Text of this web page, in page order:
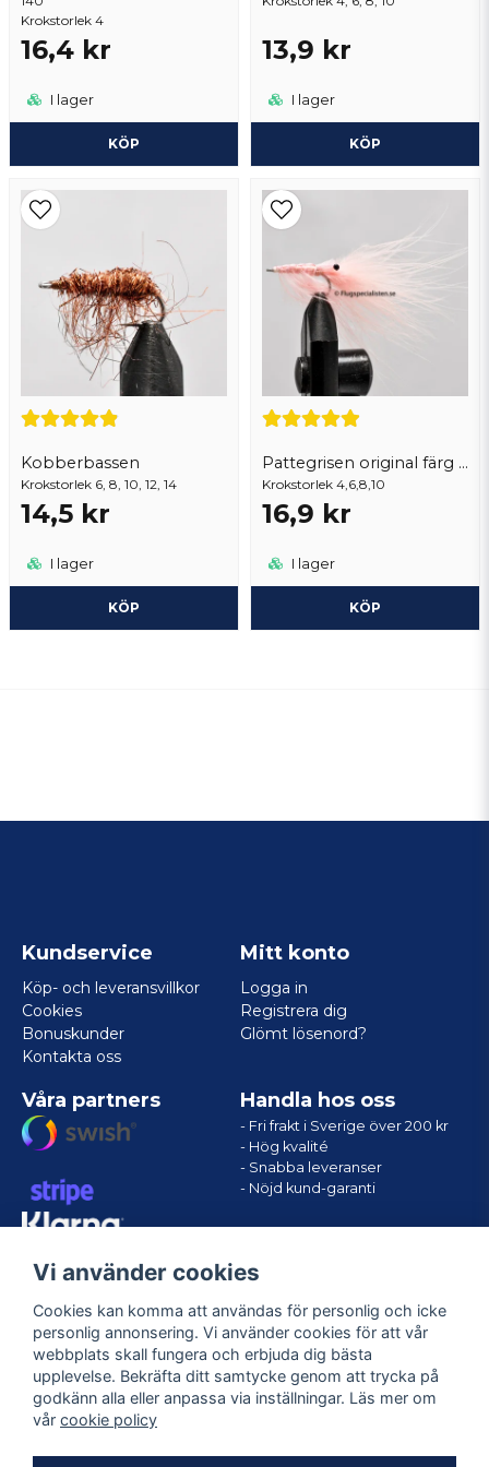
Krokstorlek 4
16,4 kr
I lager
KÖP
13,9 kr
I lager
KÖP
Kobberbassen
Krokstorlek 6, 8, 10, 12, 14
14,5 kr
I lager
KÖP
Pattegrisen original färg marabou
Krokstorlek 4,6,8,10
16,9 kr
I lager
KÖP
Kundservice
Köp- och leveransvillkor
Cookies
Bonuskunder
Kontakta oss
Mitt konto
Logga in
Registrera dig
Glömt lösenord?
Våra partners Handla hos oss
- Fri frakt i Sverige över 200 kr
- Hög kvalité
- Snabba leveranser
- Nöjd kund-garanti
Följ oss
Vi använder cookies
Cookies kan komma att användas för personlig och icke
personlig annonsering. Vi använder cookies för att vår
webbplats skall fungera och erbjuda dig bästa
upplevelse. Bekräfta ditt samtycke genom att trycka på
godkänn alla eller anpassa via inställningar. Läs mer om
vår cookie policy